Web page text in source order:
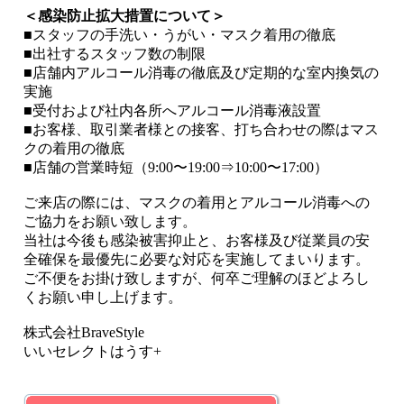
＜感染防止拡大措置について＞
■スタッフの手洗い・うがい・マスク着用の徹底
■出社するスタッフ数の制限
■店舗内アルコール消毒の徹底及び定期的な室内換気の
実施
■受付および社内各所へアルコール消毒液設置
■お客様、取引業者様との接客、打ち合わせの際はマス
クの着用の徹底
■店舗の営業時短（9:00〜19:00⇒10:00〜17:00）
ご来店の際には、マスクの着用とアルコール消毒への
ご協力をお願い致します。
当社は今後も感染被害抑止と、お客様及び従業員の安
全確保を最優先に必要な対応を実施してまいります。
ご不便をお掛け致しますが、何卒ご理解のほどよろし
くお願い申し上げます。
株式会社BraveStyle
いいセレクトはうす+